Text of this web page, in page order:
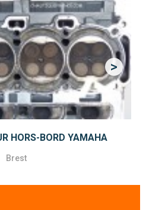
HORS-BORD YAMAHA
Brest
>Next